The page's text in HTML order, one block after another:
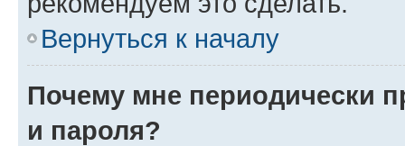
Вернуться к началу
Почему мне периодически
и пароля?